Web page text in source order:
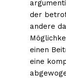
der
andere
einen
eine